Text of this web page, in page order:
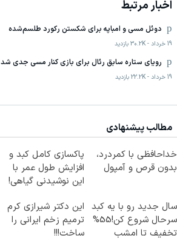
اخبار مرتبط
دوئل مسی و امباپه برای شکستن رکورد طلسم‌شده
19 خرداد -
30.2K بازدید
رویای ستاره سابق رئال برای بازی کنار مسی جدی شد
19 خرداد -
22.2K بازدید
مطالب پیشنهادی
خداحافظی با کمردرد،
بدون قرص و آمپول
پاکسازی کامل کبد و
افزایش طول عمر با
این نوشیدنی گیاهی!
سال جدید رو با یه کبد
سرحال شروع کن!55%
تخفیف تا امشب
این دکتر شیرازی کرم
ترمیم زخم ایرانی را
ساخت!!!